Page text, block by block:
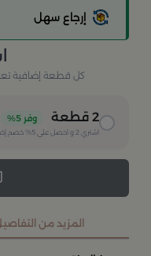
إرجاع سهل
كل قطعة إضافية تعني
2قطعة وفر 5%
اشتري 2 و احصل على 5% خصم
المزيد من